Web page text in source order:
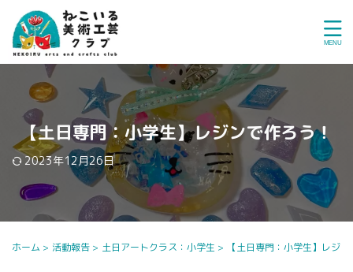
【土日専門：小学生】レジンで作ろう！
2023年12月26日
ホーム > 活動報告 > 土日アートクラス：小学生 > 【土日専門：小学生】レジ